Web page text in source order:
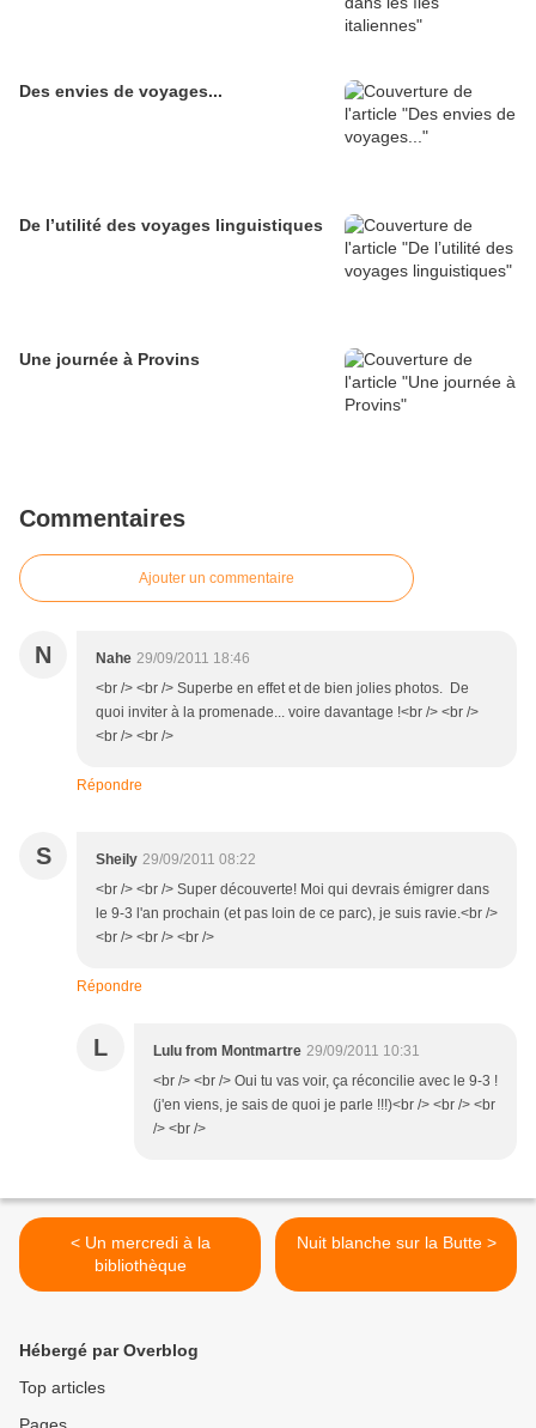
Des envies de voyages...
De l’utilité des voyages linguistiques
Une journée à Provins
Commentaires
Ajouter un commentaire
N Nahe 29/09/2011 18:46
<br /> <br /> Superbe en effet et de bien jolies photos. De
quoi inviter à la promenade... voire davantage !<br /> <br />
<br /> <br />
Répondre
S Sheily 29/09/2011 08:22
<br /> <br /> Super découverte! Moi qui devrais émigrer dans
le 9-3 l'an prochain (et pas loin de ce parc), je suis ravie.<br />
<br /> <br /> <br />
Répondre
L Lulu from Montmartre 29/09/2011 10:31
<br /> <br /> Oui tu vas voir, ça réconcilie avec le 9-3 !
(j'en viens, je sais de quoi je parle !!!)<br /> <br /> <br
/> <br />
< Un mercredi à la
bibliothèque
Nuit blanche sur la Butte >
Hébergé par Overblog
Top articles